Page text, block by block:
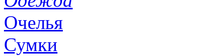
Очелья
Сумки